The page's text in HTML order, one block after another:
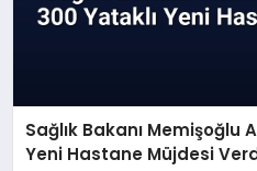
Sağlık Bakanı Memişoğlu
Yeni Hastane Müjdesi